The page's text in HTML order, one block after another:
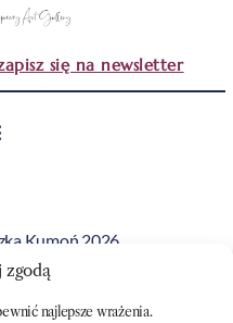
zgodą
najlepsze wrażenia.
się na newsletter
Kumoń 2026.
na tej stronie
jej zgody.